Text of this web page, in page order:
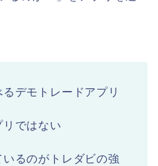
デモトレードアプリ
ではない
るのがトレダビの強